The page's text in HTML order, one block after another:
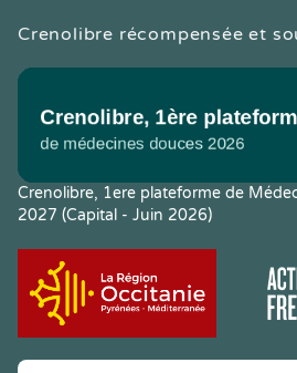
Crenolibre récompensée et
Crenolibre, 1ere plateforme de
2027 (Capital - Juin 2026)